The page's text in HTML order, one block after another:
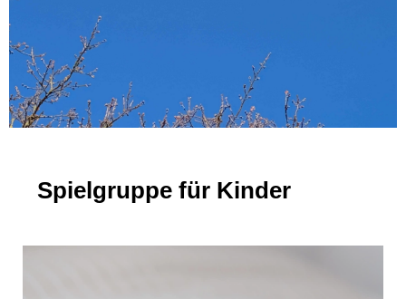
Spielgruppe für Kinder